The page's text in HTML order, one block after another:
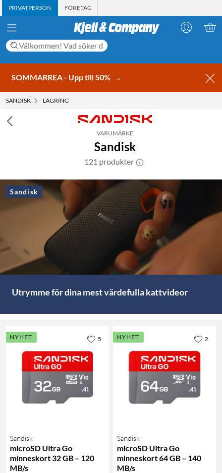
PRIVATPERSON FÖRETAG
SOMMARREA - Upp till 50% →
SANDISK LAGRING
VARUMÄRKE
Sandisk
121 produkter
Utrymme för dina mest värdefulla kattvideor
Sandisk
NYHET
Sandisk
microSD Ultra Go
minneskort 32 GB – 120
MB/s
5 NYHET
Sandisk
microSD Ultra Go
minneskort 64 GB – 140
MB/s
2